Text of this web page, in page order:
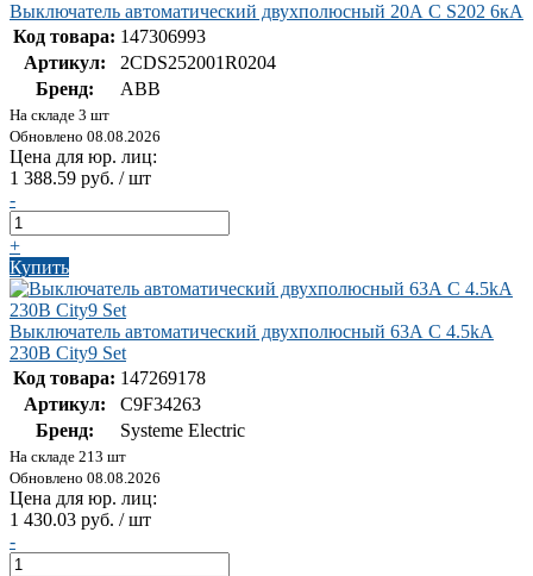
Выключатель автоматический двухполюсный 20А С S202 6кА
Код товара: 147306993
Артикул:
2CDS252001R0204
Бренд:
ABB
На складе 3 шт
Обновлено 08.08.2026
Цена для юр. лиц:
1 388.59 руб. / шт
-
+
Купить
Выключатель автоматический двухполюсный 63А С 4.5kA
230В City9 Set
Код товара: 147269178
Артикул:
C9F34263
Бренд:
Systeme Electric
На складе 213 шт
Обновлено 08.08.2026
Цена для юр. лиц:
1 430.03 руб. / шт
-